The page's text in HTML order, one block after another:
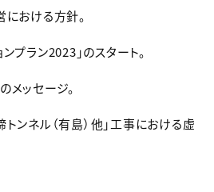
における方針。
プラン2023」のスタート。
メッセージ。
ンネル（有島）他」工事における虚